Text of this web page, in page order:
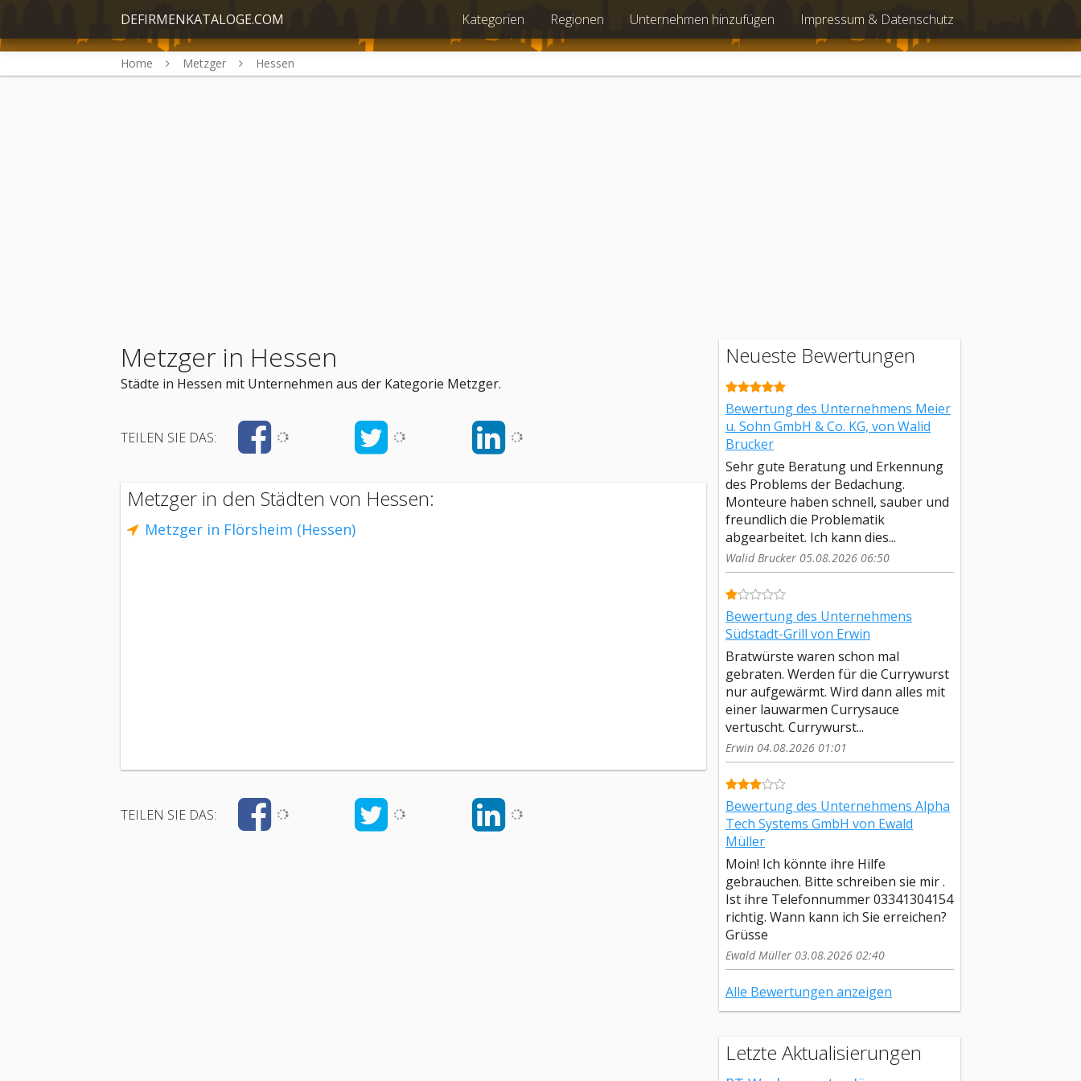
DEFIRMENKATALOGE.COM Kategorien Regionen Unternehmen hinzufügen Impressum & Datenschutz
Home Metzger Hessen
Metzger in Hessen
Städte in Hessen mit Unternehmen aus der Kategorie Metzger.
TEILEN SIE DAS:
Metzger in den Städten von Hessen:
Metzger in Flörsheim (Hessen)
TEILEN SIE DAS:
Neueste Bewertungen
Bewertung des Unternehmens Meier
u. Sohn GmbH & Co. KG, von Walid
Brucker
Sehr gute Beratung und Erkennung
des Problems der Bedachung.
Monteure haben schnell, sauber und
freundlich die Problematik
abgearbeitet. Ich kann dies...
Walid Brucker 05.08.2026 06:50
Bewertung des Unternehmens
Südstadt-Grill von Erwin
Bratwürste waren schon mal
gebraten. Werden für die Currywurst
nur aufgewärmt. Wird dann alles mit
einer lauwarmen Currysauce
vertuscht. Currywurst...
Erwin 04.08.2026 01:01
Bewertung des Unternehmens Alpha
Tech Systems GmbH von Ewald
Müller
Moin! Ich könnte ihre Hilfe
gebrauchen. Bitte schreiben sie mir .
Ist ihre Telefonnummer 03341304154
richtig. Wann kann ich Sie erreichen?
Grüsse
Ewald Müller 03.08.2026 02:40
Alle Bewertungen anzeigen
Letzte Aktualisierungen